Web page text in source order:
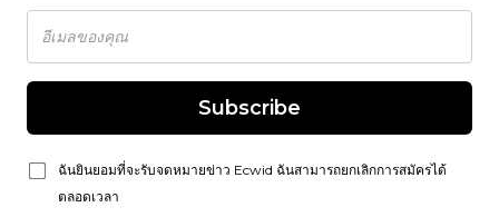
Subscribe
ฉันยินยอมที่จะรับจดหมายข่าว Ecwid ฉันสามารถยกเลิกการสมัครได้
ตลอดเวลา